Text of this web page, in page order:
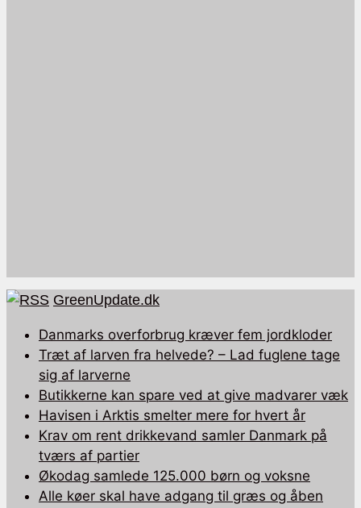
GreenUpdate.dk
Danmarks overforbrug kræver fem jordkloder
Træt af larven fra helvede? – Lad fuglene tage
sig af larverne
Butikkerne kan spare ved at give madvarer væk
Havisen i Arktis smelter mere for hvert år
Krav om rent drikkevand samler Danmark på
tværs af partier
Økodag samlede 125.000 børn og voksne
Alle køer skal have adgang til græs og åben